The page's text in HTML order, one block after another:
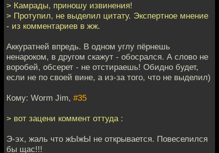
> Камрады, приношу извинения!
> Протупил, не выделил цитату. Экспертное мнение
- из комментариев в жж.
Аккуратней впредь. В одном углу пёрнешь
ненароком, в другом скажут - обосрался. А слово не
воробей, обсерет - не отстираешь! Обидно будет,
если не по своей вине, а из-за того, что не выделил)
Кому: Worm Jim, #35
> вот зацени коммент оттуда :
Э-эх, жаль что жЫжЫ не открывается. Повеселился
бы щас!!!